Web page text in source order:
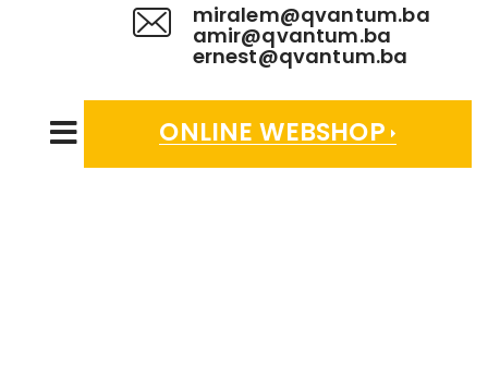
miralem@qvantum.ba
amir@qvantum.ba
ernest@qvantum.ba
ONLINE WEBSHOP